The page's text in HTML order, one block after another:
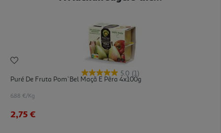
5.0 (1)
Puré De Fruta Pom`bel Maçã E Pêra 4x100g
6.88 €/Kg
2,75 €